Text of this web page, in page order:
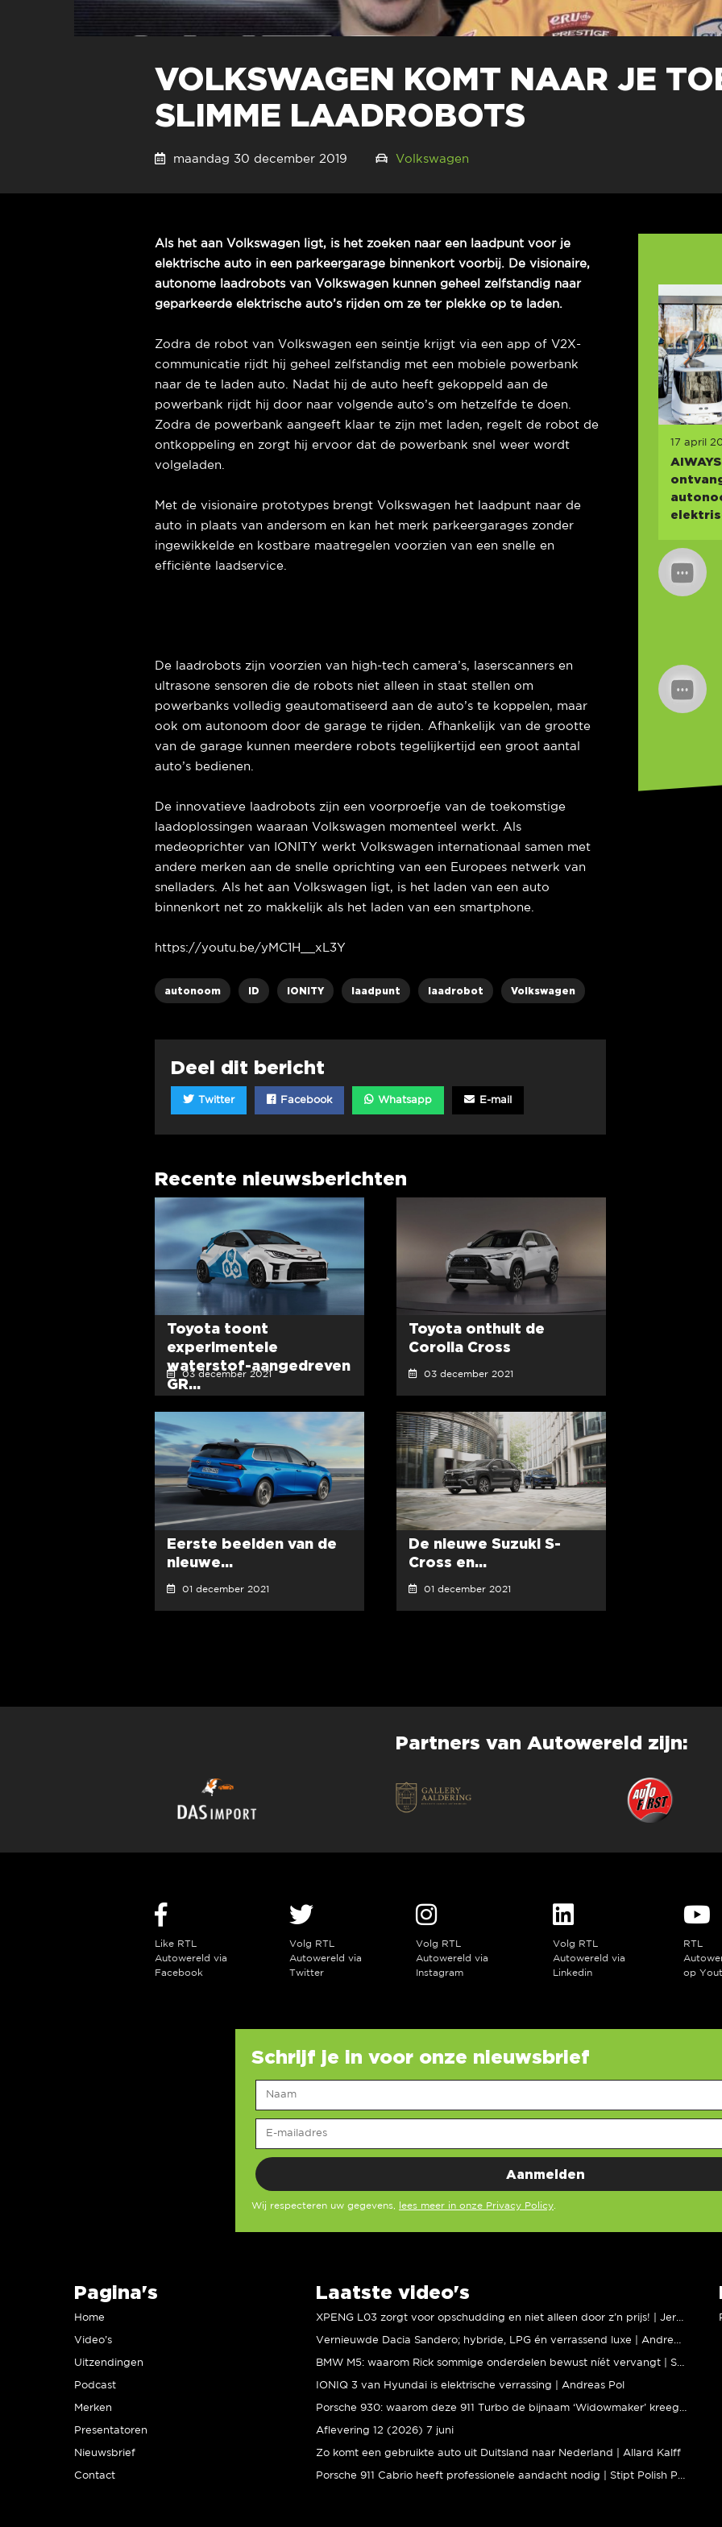
VOLKSWAGEN KOMT NAAR JE
SLIMME LAADROBOTS
maandag 30 december 2019 Volkswagen
Als het aan Volkswagen ligt, is het zoeken naar een laadpunt voor je
elektrische auto in een parkeergarage binnenkort voorbij. De visionaire,
autonome laadrobots van Volkswagen kunnen geheel zelfstandig naar
geparkeerde elektrische auto’s rijden om ze ter plekke op te laden.
Zodra de robot van Volkswagen een seintje krijgt via een app of V2X-
communicatie rijdt hij geheel zelfstandig met een mobiele powerbank
naar de te laden auto. Nadat hij de auto heeft gekoppeld aan de
powerbank rijdt hij door naar volgende auto’s om hetzelfde te doen.
Zodra de powerbank aangeeft klaar te zijn met laden, regelt de robot de
ontkoppeling en zorgt hij ervoor dat de powerbank snel weer wordt
volgeladen.
Met de visionaire prototypes brengt Volkswagen het laadpunt naar de
auto in plaats van andersom en kan het merk parkeergarages zonder
ingewikkelde en kostbare maatregelen voorzien van een snelle en
efficiënte laadservice.
De laadrobots zijn voorzien van high-tech camera’s, laserscanners en
ultrasone sensoren die de robots niet alleen in staat stellen om
powerbanks volledig geautomatiseerd aan de auto’s te koppelen, maar
ook om autonoom door de garage te rijden. Afhankelijk van de grootte
van de garage kunnen meerdere robots tegelijkertijd een groot aantal
auto’s bedienen.
De innovatieve laadrobots zijn een voorproefje van de toekomstige
laadoplossingen waaraan Volkswagen momenteel werkt. Als
medeoprichter van IONITY werkt Volkswagen internationaal samen met
andere merken aan de snelle oprichting van een Europees netwerk van
snelladers. Als het aan Volkswagen ligt, is het laden van een auto
binnenkort net zo makkelijk als het laden van een smartphone.
https://youtu.be/yMC1H__xL3Y
autonoom ID IONITY laadpunt laadrobot Volkswagen
Deel dit bericht
Twitter Facebook Whatsapp E-mail
Recente nieuwsberichten
Toyota toont
experimentele
waterstof-aangedreven
GR...
03 december 2021
Toyota onthult de
Corolla Cross
03 december 2021
Eerste beelden van de
nieuwe...
01 december 2021
De nieuwe Suzuki S-
Cross en...
01 december 2021
17 april
Partners van Autowereld zijn:
Like RTL
Autowereld via
Facebook
Volg RTL
Autowereld via
Twitter
Volg RTL
Autowereld via
Instagram
Volg RTL
Autowereld via
Linkedin
RTL
op
Schrijf je in voor onze nieuwsbrief
Wij respecteren uw gegevens, lees meer in onze Privacy Policy
Pagina's
Home
Video’s
Uitzendingen
Podcast
Merken
Presentatoren
Nieuwsbrief
Contact
Laatste video's
IONIQ 3 van Hyundai is elektrische verrassing | Andreas Pol
Aflevering 12 (2026) 7 juni
Zo komt een gebruikte auto uit Duitsland naar Nederland | Allard Kalff